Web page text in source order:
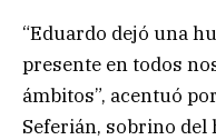
“Eduardo dejó una
presente en todos
ámbitos”, acentuó
Seferián, sobrino del